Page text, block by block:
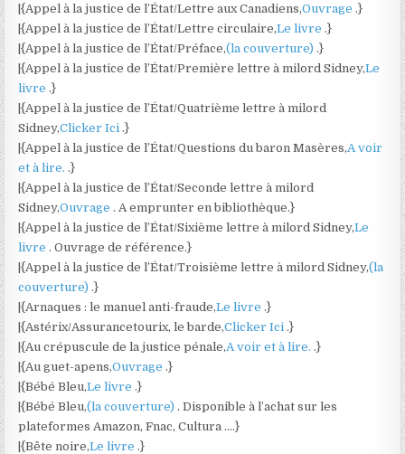
|{Appel à la justice de l’État/Lettre aux Canadiens,Ouvrage .}
|{Appel à la justice de l’État/Lettre circulaire,Le livre .}
|{Appel à la justice de l’État/Préface,(la couverture) .}
|{Appel à la justice de l’État/Première lettre à milord Sidney,Le
livre .}
|{Appel à la justice de l’État/Quatrième lettre à milord
Sidney,Clicker Ici .}
|{Appel à la justice de l’État/Questions du baron Masères,A voir
et à lire. .}
|{Appel à la justice de l’État/Seconde lettre à milord
Sidney,Ouvrage . A emprunter en bibliothèque.}
|{Appel à la justice de l’État/Sixième lettre à milord Sidney,Le
livre . Ouvrage de référence.}
|{Appel à la justice de l’État/Troisième lettre à milord Sidney,(la
couverture) .}
|{Arnaques : le manuel anti-fraude,Le livre .}
|{Astérix/Assurancetourix, le barde,Clicker Ici .}
|{Au crépuscule de la justice pénale,A voir et à lire. .}
|{Au guet-apens,Ouvrage .}
|{Bébé Bleu,Le livre .}
|{Bébé Bleu,(la couverture) . Disponible à l’achat sur les
plateformes Amazon, Fnac, Cultura ….}
|{Bête noire,Le livre .}